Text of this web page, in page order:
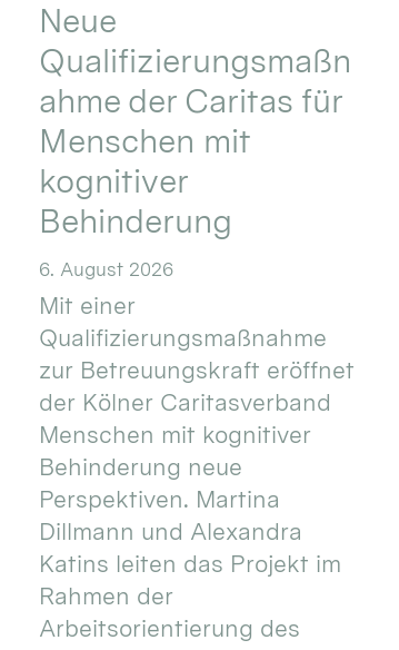
Neue
Qualifizierungsmaßn
ahme der Caritas für
Menschen mit
kognitiver
Behinderung
6. August 2026
Mit einer
Qualifizierungsmaßnahme
zur Betreuungskraft eröffnet
der Kölner Caritasverband
Menschen mit kognitiver
Behinderung neue
Perspektiven. Martina
Dillmann und Alexandra
Katins leiten das Projekt im
Rahmen der
Arbeitsorientierung des